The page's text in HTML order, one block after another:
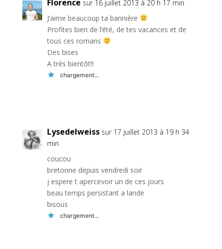
Florence sur 16 juillet 2013 à 20 h 17 min
J’aime beaucoup ta bannière
Profites bien de l’été, de tes vacances et de
tous ces romans
Des bises
A très bientôt!!
chargement…
Lysedelweiss sur 17 juillet 2013 à 19 h 34
min
coucou
bretonne depuis vendredi soir
j espere t apercevoir un de ces jours
beau temps persistant a lande
bisous
chargement…